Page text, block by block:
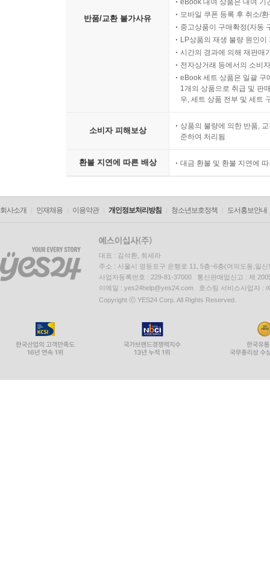
반품/교환 불가사유
eBook 대여 상품은 대여 기
모바일 쿠폰 등록 후 취소/
중고상품이 구매확정(자동
LP상품의 재생 불량 원인
시간의 경과에 의해 재판매
전자상거래 등에서의 소비
eBook 세트 상품은 일괄 구
1개의 상품으로 취급 및 판
우, 세트 상품 전부 및 세트
소비자 피해보상
상품의 불량에 의한 반품,
준하여 처리됨
환불 지연에 따른 배상 대금 환불 및 환불 지연에
회사소개 인재채용 이용약관 개인정보처리방침 청소년보호정책 도서홍보안내
대표 : 김석환, 최세라
주소 : 서울시 영등포구 은행로 11, 5층~6층(여의도동,일신
사업자등록번호 : 229-81-37000 통신판매업신고 : 제
이메일 : yes24help@yes24.com 호스팅 서비스사업자 :
Copyright ⓒ YES24 Corp. All Rights Reserved.